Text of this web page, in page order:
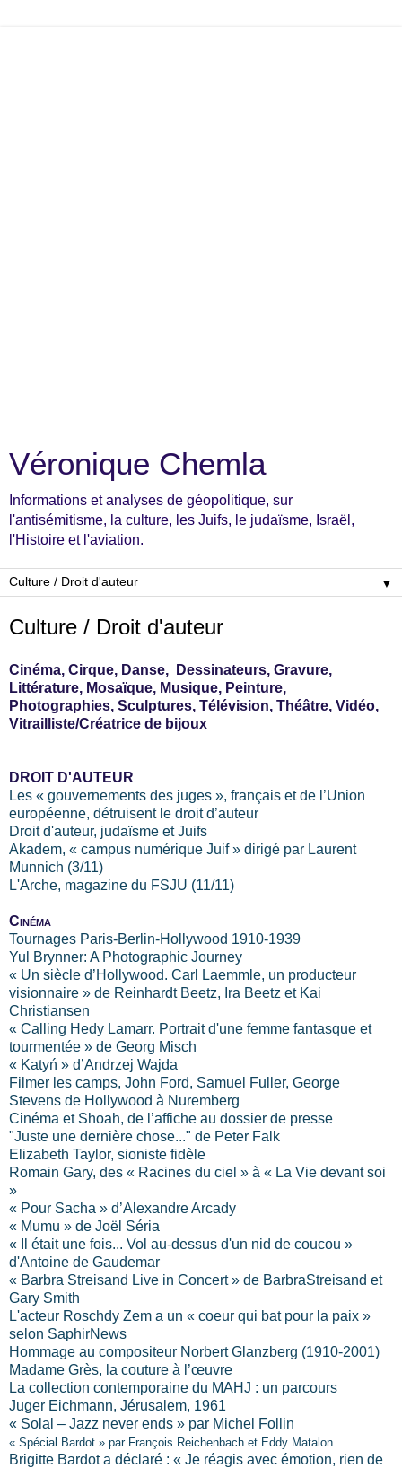
Véronique Chemla
Informations et analyses de géopolitique, sur
l'antisémitisme, la culture, les Juifs, le judaïsme, Israël,
l'Histoire et l'aviation.
▼
Culture / Droit d'auteur
Cinéma, Cirque, Danse, Dessinateurs, Gravure,
Littérature, Mosaïque, Musique, Peinture,
Photographies, Sculptures, Télévision, Théâtre, Vidéo,
Vitrailliste/Créatrice de bijoux
DROIT D'AUTEUR
Les « gouvernements des juges », français et de l’Union
européenne, détruisent le droit d’auteur
Droit d'auteur, judaïsme et Juifs
Akadem, « campus numérique Juif » dirigé par Laurent
Munnich (3/11)
L'Arche, magazine du FSJU (11/11)
Cinéma
Tournages Paris-Berlin-Hollywood 1910-1939
Yul Brynner: A Photographic Journey
« Un siècle d’Hollywood. Carl Laemmle, un producteur
visionnaire » de Reinhardt Beetz, Ira Beetz et Kai
Christiansen
« Calling Hedy Lamarr. Portrait d'une femme fantasque et
tourmentée » de Georg Misch
« Katyń » d’Andrzej Wajda
Filmer les camps, John Ford, Samuel Fuller, George
Stevens de Hollywood à Nuremberg
Cinéma et Shoah, de l’affiche au dossier de presse
"Juste une dernière chose..." de Peter Falk
Elizabeth Taylor, sioniste fidèle
Romain Gary, des « Racines du ciel » à « La Vie devant soi
»
« Pour Sacha » d’Alexandre Arcady
« Mumu » de Joël Séria
« Il était une fois... Vol au-dessus d'un nid de coucou »
d'Antoine de Gaudemar
« Barbra Streisand Live in Concert » de BarbraStreisand et
Gary Smith
L'acteur Roschdy Zem a un « coeur qui bat pour la paix »
selon SaphirNews
Hommage au compositeur Norbert Glanzberg (1910-2001)
Madame Grès, la couture à l’œuvre
La collection contemporaine du MAHJ : un parcours
Juger Eichmann, Jérusalem, 1961
« Solal – Jazz never ends » par Michel Follin
« Spécial Bardot » par François Reichenbach et Eddy Matalon
Brigitte Bardot a déclaré : « Je réagis avec émotion, rien de